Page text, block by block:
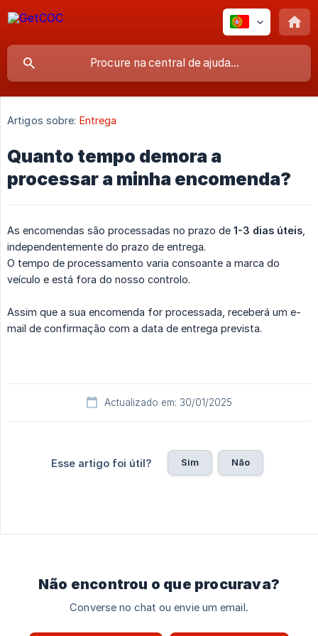
Artigos sobre: Entrega
Quanto tempo demora a
processar a minha encomenda?
As encomendas são processadas no prazo de 1-3 dias úteis
independentemente do prazo de entrega.
O tempo de processamento varia consoante a marca do
veículo e está fora do nosso controlo.
Assim que a sua encomenda for processada, receberá um e-
mail de confirmação com a data de entrega prevista.
Actualizado em: 30/01/2025
Esse artigo foi útil? Sim Não
Não encontrou o que procurava?
Converse no chat ou envie um email.